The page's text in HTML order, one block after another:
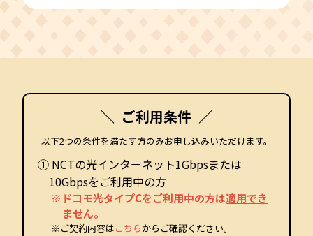
ご利用条件
以下2つの条件を満たす方のみお申し込みいただけます。
① NCTの光インターネット1Gbpsまたは
10Gbpsをご利用中の方
※ドコモ光タイプCをご利用中の方は適用でき
ません。
※ご契約内容はこちらからご確認ください。